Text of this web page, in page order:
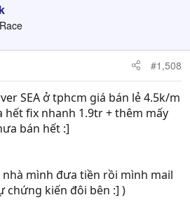
#1,508
SEA ở tphcm giá bán lẻ 4.5k/m
hết fix nhanh 1.9tr + thêm mấy
bán hết :]
nhà mình đưa tiền rồi mình mail
chứng kiến đôi bên :] )